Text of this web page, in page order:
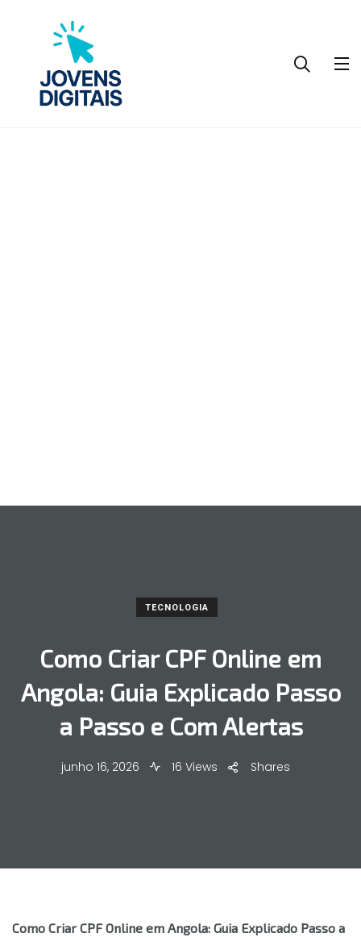
TECNOLOGIA
Como Criar CPF Online em
Angola: Guia Explicado Passo
a Passo e Com Alertas
junho 16, 2026 16 Views Shares
Como Criar CPF Online em Angola: Guia Explicado Passo a